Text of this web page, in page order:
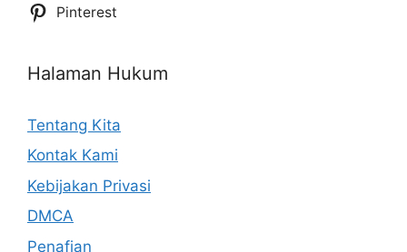
Pinterest
Halaman Hukum
Tentang Kita
Kontak Kami
Kebijakan Privasi
DMCA
Penafian